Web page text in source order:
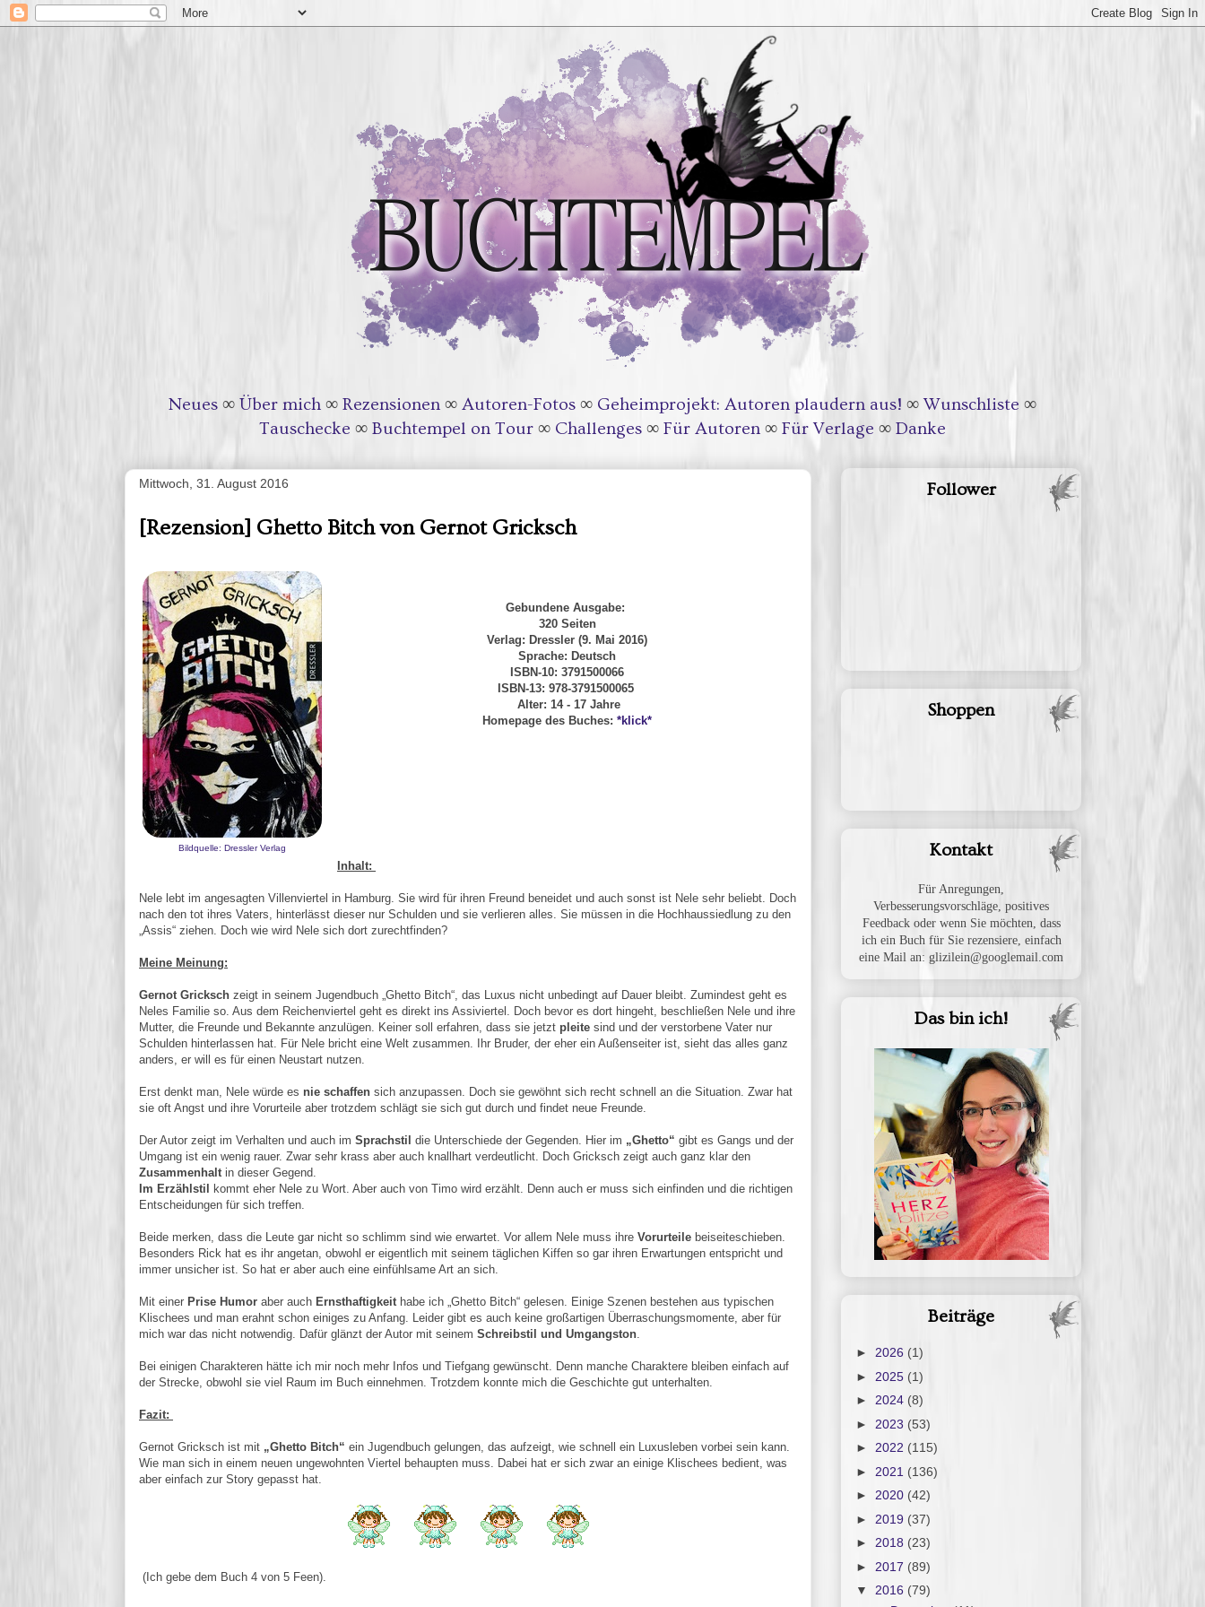
Neues ∞ Über mich ∞ Rezensionen ∞ Autoren-Fotos ∞ Geheimprojekt: Autoren plaudern aus! ∞Wunschliste ∞
Tauschecke ∞ Buchtempel on Tour ∞ Challenges ∞ Für Autoren ∞ Für Verlage ∞ Danke
Mittwoch, 31. August 2016
[Rezension] Ghetto Bitch von Gernot Gricksch
Bildquelle: Dressler Verlag
Gebundene Ausgabe:
320 Seiten
Verlag: Dressler (9. Mai 2016)
Sprache: Deutsch
ISBN-10: 3791500066
ISBN-13: 978-3791500065
Alter: 14 - 17 Jahre
Homepage des Buches: *klick*
Inhalt:
Nele lebt im angesagten Villenviertel in Hamburg. Sie wird für ihren Freund beneidet und auch sonst ist Nele sehr beliebt. Doch
nach den tot ihres Vaters, hinterlässt dieser nur Schulden und sie verlieren alles. Sie müssen in die Hochhaussiedlung zu den
„Assis“ ziehen. Doch wie wird Nele sich dort zurechtfinden?
Meine Meinung:
Gernot Gricksch zeigt in seinem Jugendbuch „Ghetto Bitch“, das Luxus nicht unbedingt auf Dauer bleibt. Zumindest geht es
Neles Familie so. Aus dem Reichenviertel geht es direkt ins Assiviertel. Doch bevor es dort hingeht, beschließen Nele und ihre
Mutter, die Freunde und Bekannte anzulügen. Keiner soll erfahren, dass sie jetzt pleite sind und der verstorbene Vater nur
Schulden hinterlassen hat. Für Nele bricht eine Welt zusammen. Ihr Bruder, der eher ein Außenseiter ist, sieht das alles ganz
anders, er will es für einen Neustart nutzen.
Erst denkt man, Nele würde es nie schaffen sich anzupassen. Doch sie gewöhnt sich recht schnell an die Situation. Zwar hat
sie oft Angst und ihre Vorurteile aber trotzdem schlägt sie sich gut durch und findet neue Freunde.
Der Autor zeigt im Verhalten und auch im Sprachstil die Unterschiede der Gegenden. Hier im „Ghetto“ gibt es Gangs und der
Umgang ist ein wenig rauer. Zwar sehr krass aber auch knallhart verdeutlicht. Doch Gricksch zeigt auch ganz klar den
Zusammenhaltin dieser Gegend.
Im Erzählstil
kommt eher Nele zu Wort. Aber auch von Timo wird erzählt. Denn auch er muss sich einfinden und die richtigen
Entscheidungen für sich treffen.
Beide merken, dass die Leute gar nicht so schlimm sind wie erwartet. Vor allem Nele muss ihre Vorurteile beiseiteschieben.
Besonders Rick hat es ihr angetan, obwohl er eigentlich mit seinem täglichen Kiffen so gar ihren Erwartungen entspricht und
immer unsicher ist. So hat er aber auch eine einfühlsame Art an sich.
Mit einer Prise Humor aber auch Ernsthaftigkeit habe ich „Ghetto Bitch“ gelesen. Einige Szenen bestehen aus typischen
Klischees und man erahnt schon einiges zu Anfang. Leider gibt es auch keine großartigen Überraschungsmomente, aber für
mich war das nicht notwendig. Dafür glänzt der Autor mit seinem Schreibstil und Umgangston.
Bei einigen Charakteren hätte ich mir noch mehr Infos und Tiefgang gewünscht. Denn manche Charaktere bleiben einfach auf
der Strecke, obwohl sie viel Raum im Buch einnehmen. Trotzdem konnte mich die Geschichte gut unterhalten.
Fazit:
Gernot Gricksch ist mit „Ghetto Bitch“ ein Jugendbuch gelungen, das aufzeigt, wie schnell ein Luxusleben vorbei sein kann.
Wie man sich in einem neuen ungewohnten Viertel behaupten muss. Dabei hat er sich zwar an einige Klischees bedient, was
aber einfach zur Story gepasst hat.
(Ich gebe dem Buch 4 von 5 Feen).
Follower
Shoppen
Kontakt
Für Anregungen,
Verbesserungsvorschläge, positives
Feedback oder wenn Sie möchten, dass
ich ein Buch für Sie rezensiere, einfach
eine Mail an: glizilein@googlemail.com
Das bin ich!
Beiträge
► 2026 (1)
► 2025 (1)
► 2024 (8)
► 2023 (53)
► 2022 (115)
► 2021 (136)
► 2020 (42)
► 2019 (37)
► 2018 (23)
► 2017 (89)
▼ 2016 (79)